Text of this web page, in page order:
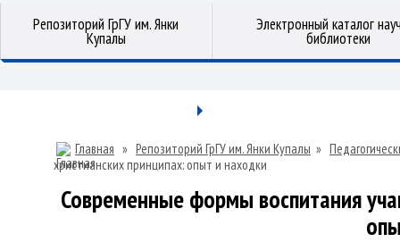
Репозиторий ГрГУ им. Янки
Купалы
Электронный каталог
библиотеки
Главная » Репозиторий ГрГУ им. Янки Купалы »
христианских принципах: опыт и находки
Современные формы воспитания